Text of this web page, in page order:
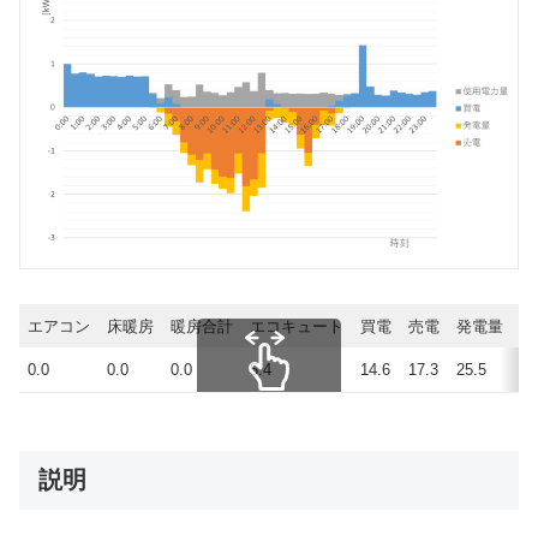
エアコン 床暖房 暖房合計 エコキュート 買電 売電 発電量
0.0 0.0 0.0 5.4 14.6 17.3 25.5
説明